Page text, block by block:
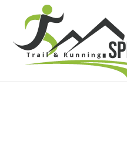
Accéder au contenu